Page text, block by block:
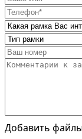
Добавить